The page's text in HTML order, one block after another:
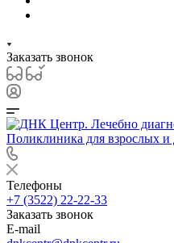
Заказать звонок
Телефоны
+7 (3522) 22-22-33
Заказать звонок
E-mail